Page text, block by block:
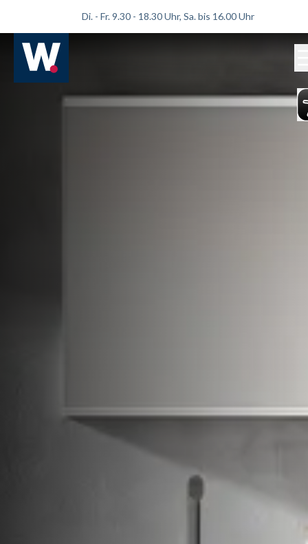
Di. - Fr. 9.30 - 18.30 Uhr, Sa. bis 16.00 Uhr